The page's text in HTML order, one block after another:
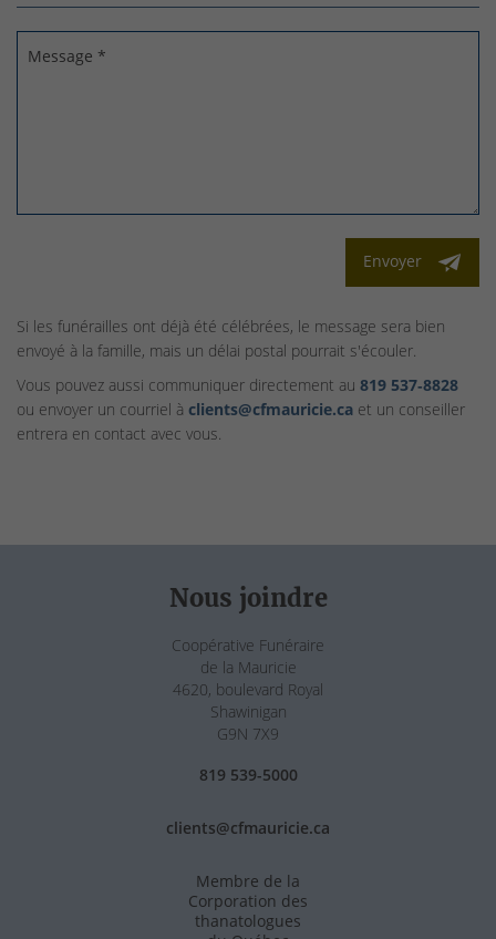
Message *
Envoyer
Si les funérailles ont déjà été célébrées, le message sera bien
envoyé à la famille, mais un délai postal pourrait s'écouler.
Vous pouvez aussi communiquer directement au 819 537‑8828
ou envoyer un courriel à clients@cfmauricie.ca et un conseiller
entrera en contact avec vous.
Nous joindre
Coopérative Funéraire
de la Mauricie
4620, boulevard Royal
Shawinigan
G9N 7X9
819 539-5000
clients@cfmauricie.ca
Membre de la
Corporation des
thanatologues